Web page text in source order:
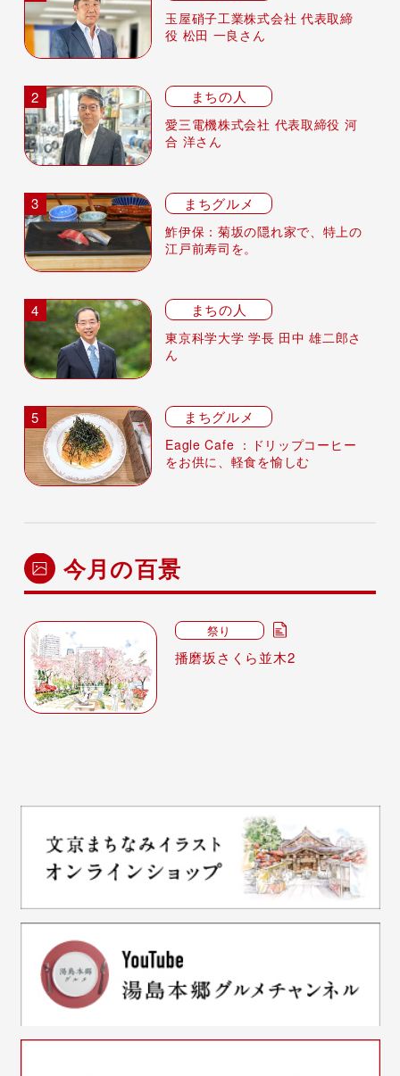
玉屋硝子工業株式会社 代表取締
役 松田 一良さん
まちの人
愛三電機株式会社 代表取締役 河
合 洋さん
まちグルメ
鮓伊保：菊坂の隠れ家で、特上の
江戸前寿司を。
まちの人
東京科学大学 学長 田中 雄二郎さ
ん
まちグルメ
Eagle Cafe ：ドリップコーヒー
をお供に、軽食を愉しむ
今月の百景
祭り
播磨坂さくら並木2